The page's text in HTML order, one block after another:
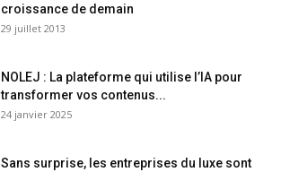
croissance de demain
29 juillet 2013
NOLEJ : La plateforme qui utilise l’IA pour
transformer vos contenus...
24 janvier 2025
Sans surprise, les entreprises du luxe sont